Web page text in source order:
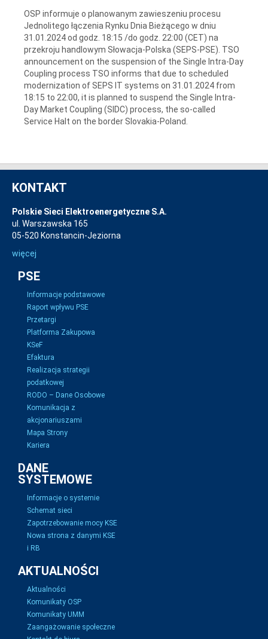
OSP informuje o planowanym zawieszeniu procesu
Jednolitego łączenia Rynku Dnia Bieżącego w dniu
31.01.2024 od godz. 18:15 /do godz. 22:00 (CET) na
przekroju handlowym Słowacja-Polska (SEPS-PSE). TSO
announcement on the suspension of the Single Intra-Day
Coupling process TSO informs that due to scheduled
modernization of SEPS IT systems on 31.01.2024 from
18:15 to 22:00, it is planned to suspend the Single Intra-
Day Market Coupling (SIDC) process, the so-called
Service Halt on the border Slovakia-Poland.
KONTAKT
Polskie Sieci Elektroenergetyczne S.A.
ul. Warszawska 165
05-520 Konstancin-Jeziorna
więcej
PSE
Informacje podstawowe
Raport wpływu PSE
Przetargi
Platforma Zakupowa
KSeF
Efaktura
Realizacja strategii
podatkowej
RODO – Dane Osobowe
Komunikacja z
akcjonariuszami
Mapa Strony
Kariera
DANE
SYSTEMOWE
Informacje o systemie
Schemat sieci
Zapotrzebowanie mocy KSE
Nowa strona z danymi KSE
i RB
AKTUALNOŚCI
Aktualności
Komunikaty OSP
Komunikaty UMM
Zaangażowanie społeczne